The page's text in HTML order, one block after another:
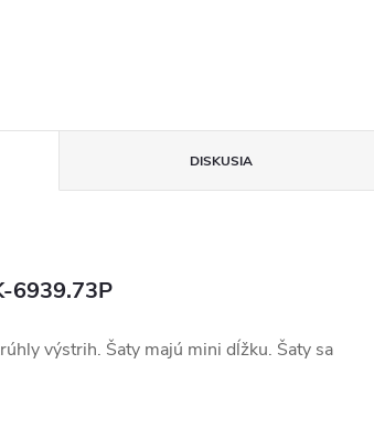
DISKUSIA
6939.73P
výstrih. Šaty majú mini dĺžku. Šaty sa